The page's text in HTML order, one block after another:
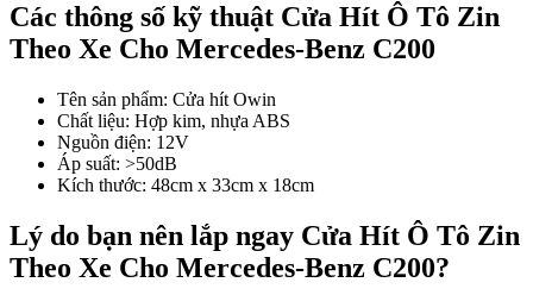
Các thông số kỹ thuật Cửa Hít Ô Tô Zin
Theo Xe Cho Mercedes-Benz C200
Tên sản phẩm: Cửa hít Owin
Chất liệu: Hợp kim, nhựa ABS
Nguồn điện: 12V
Áp suất: >50dB
Kích thước: 48cm x 33cm x 18cm
Lý do bạn nên lắp ngay Cửa Hít Ô Tô Zin
Theo Xe Cho Mercedes-Benz C200?